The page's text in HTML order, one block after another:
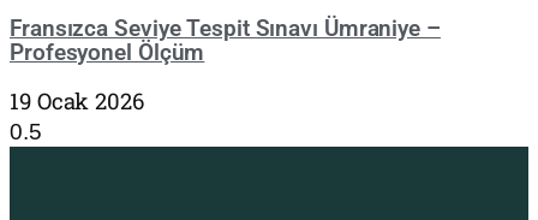
Fransızca Seviye Tespit Sınavı Ümraniye –
Profesyonel Ölçüm
19 Ocak 2026